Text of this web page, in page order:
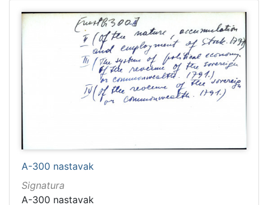
A-300 nastavak
Signatura
A-300 nastavak